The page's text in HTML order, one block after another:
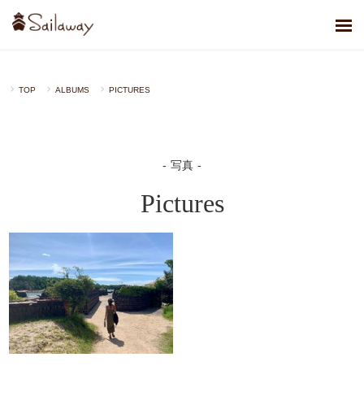
TOP ALBUMS PICTURES
写真
Pictures